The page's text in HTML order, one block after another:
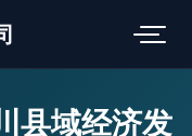
县域经济发